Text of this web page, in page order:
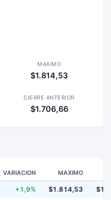
MAXIMO
$1.814,53
CIERRE ANTERIOR
$1.706,66
VARIACION MAXIMO
+1,9% $1.814,53